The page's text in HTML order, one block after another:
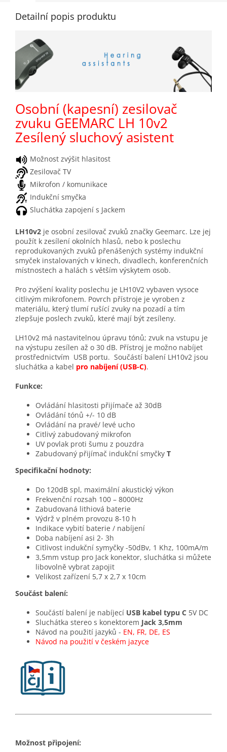
Detailní popis produktu
Osobní (kapesní) zesilovač
zvuku GEEMARC LH 10v2
Zesílený sluchový asistent
Možnost zvýšit hlasitost
Zesilovač TV
Mikrofon / komunikace
Indukční smyčka
Sluchátka zapojení s Jackem
LH10v2 je osobní zesilovač zvuků značky Geemarc. Lze jej
použít k zesílení okolních hlasů, nebo k poslechu
reprodukovaných zvuků přenášených systémy indukční
smyček instalovaných v kinech, divadlech, konferenčních
místnostech a halách s větším výskytem osob.
Pro zvýšení kvality poslechu je LH10V2 vybaven vysoce
citlivým mikrofonem. Povrch přístroje je vyroben z
materiálu, který tlumí rušící zvuky na pozadí a tím
zlepšuje poslech zvuků, které mají být zesíleny.
LH10v2 má nastavitelnou úpravu tónů; zvuk na vstupu je
na výstupu zesílen až o 30 dB. Přístroj je možno nabíjet
prostřednictvím USB portu. Součástí balení LH10v2 jsou
sluchátka a kabel pro nabíjení (USB-C).
Funkce:
Ovládání hlasitosti přijímače až 30dB
Ovládání tónů +/- 10 dB
Ovládání na pravé/ levé ucho
Citlivý zabudovaný mikrofon
UV povlak proti šumu z pouzdra
Zabudovaný přijímač indukční smyčky T
Specifikační hodnoty:
Do 120dB spl, maximální akustický výkon
Frekvenční rozsah 100 – 8000Hz
Zabudovaná lithiová baterie
Výdrž v plném provozu 8-10 h
Indikace vybití baterie / nabíjení
Doba nabíjení asi 2- 3h
Citlivost indukční symyčky -50dBv, 1 Khz, 100mA/m
3,5mm vstup pro Jack konektor, sluchátka si můžete
libovolně vybrat zapojit
Velikost zařízení 5,7 x 2,7 x 10cm
Součást balení:
Součástí balení je nabíjecí USB kabel typu C 5V DC
Sluchátka stereo s konektorem Jack 3,5mm
Návod na použití jazyků - EN, FR, DE, ES
Návod na použití v českém jazyce
Možnost připojení: